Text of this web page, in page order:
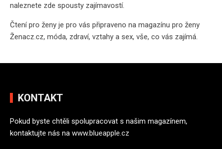
naleznete zde spousty zajímavostí.
Čtení pro ženy je pro vás připraveno na magazínu pro ženy
Ženacz.cz, móda, zdraví, vztahy a sex, vše, co vás zajímá.
KONTAKT
Pokud byste chtěli spolupracovat s našim magazínem,
kontaktujte nás na www.blueapple.cz